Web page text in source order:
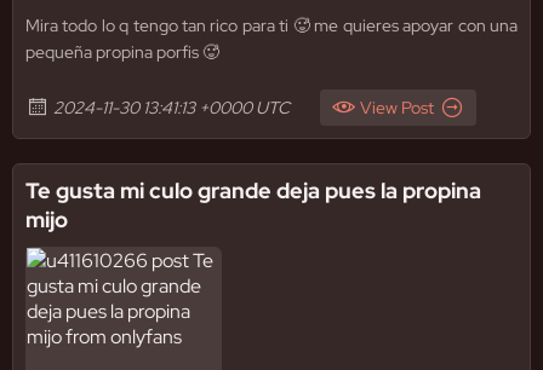
Mira todo lo q tengo tan rico para ti 🥵 me quieres apoyar con una
pequeña propina porfis 🥵
2024-11-30 13:41:13 +0000 UTC View Post
Te gusta mi culo grande deja pues la propina
mijo